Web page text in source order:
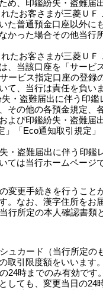
め、印鑑紛失・盗難
たお客さまが三菱Ｕ
た普通預金口座以外
かった場合その他当
たお客さまが三菱Ｕ
当該口座を「サービ
ービス指定口座の登
て、当行は責任を負いま
・盗難届出に伴う印
その他の各預金規定
よび印鑑紛失・盗難
「Eco通知取引規定
・盗難届出に伴う印
は当行ホームページ
変更手続きを行うこ
。なお、漢字住所を
行所定の本人確認書
ュカード（当行所定
取引限度額をいいま
24時までのみ有効で
ても、変更当日の